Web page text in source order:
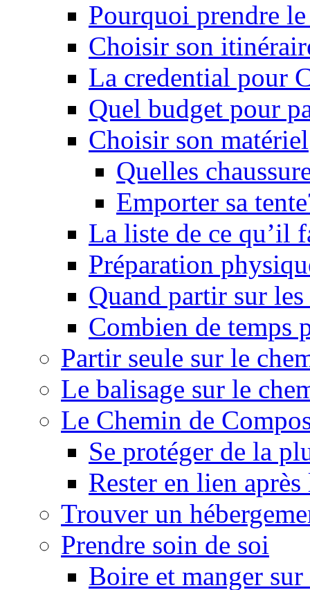
Pourquoi prendre
Choisir son
La credential pour
Quel budget pour
Choisir son matériel
Quelles
Emporter sa
La liste de ce qu’il
Préparation
Quand partir sur
Combien de
Partir seule sur le
Le balisage sur le
Le Chemin de
Se protéger de la
Rester en lien
Trouver un
Prendre soin de soi
Boire et manger